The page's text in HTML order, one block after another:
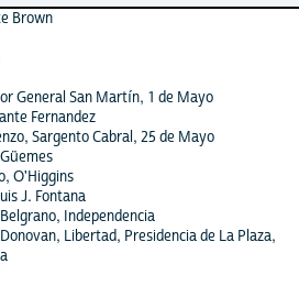
Brown
General San Martín, 1 de Mayo
Fernandez
Sargento Cabral, 25 de Mayo
O'Higgins
J. Fontana
Independencia
Libertad, Presidencia de La Plaza,